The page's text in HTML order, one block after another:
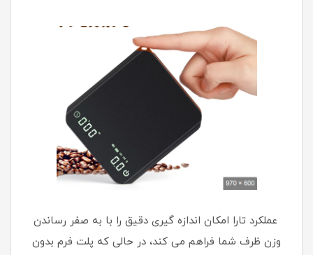
عملکرد تارا امکان اندازه گیری دقیق را با به صفر رساندن
وزن ظرف شما فراهم می کند، در حالی که پلت فرم بدون